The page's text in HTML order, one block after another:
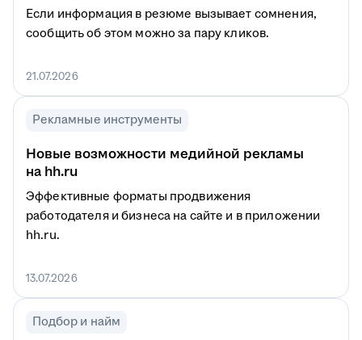
Если информация в резюме вызывает сомнения,
сообщить об этом можно за пару кликов.
21.07.2026
Рекламные инструменты
Новые возможности медийной рекламы
на hh.ru
Эффективные форматы продвижения
работодателя и бизнеса на сайте и в приложении
hh.ru.
13.07.2026
Подбор и найм